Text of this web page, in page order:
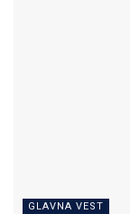
GLAVNA VEST